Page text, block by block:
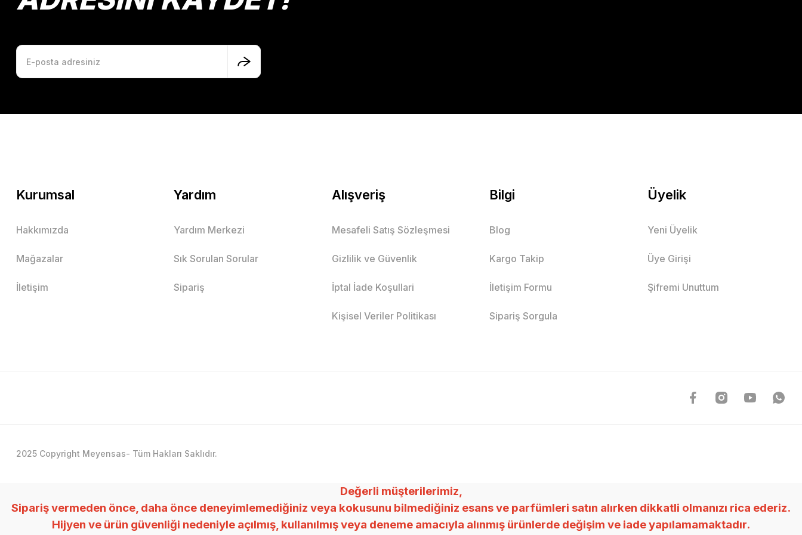
Kurumsal
Hakkımızda
Mağazalar
İletişim
Yardım
Yardım Merkezi
Sık Sorulan Sorular
Sipariş
Alışveriş
Mesafeli Satış Sözleşmesi
Gizlilik ve Güvenlik
İptal İade Koşullari
Kişisel Veriler Politikası
Bilgi
Blog
Kargo Takip
İletişim Formu
Sipariş Sorgula
Üyelik
Yeni Üyelik
Üye Girişi
Şifremi Unuttum
2025 Copyright Meyensas- Tüm Hakları Saklıdır.
Değerli müşterilerimiz,
Sipariş vermeden önce, daha önce deneyimlemediğiniz veya kokusunu bilmediğiniz esans ve parfümleri satın alırken dikkatli olmanızı rica ederiz.
Hijyen ve ürün güvenliği nedeniyle açılmış, kullanılmış veya deneme amacıyla alınmış ürünlerde değişim ve iade yapılamamaktadır.